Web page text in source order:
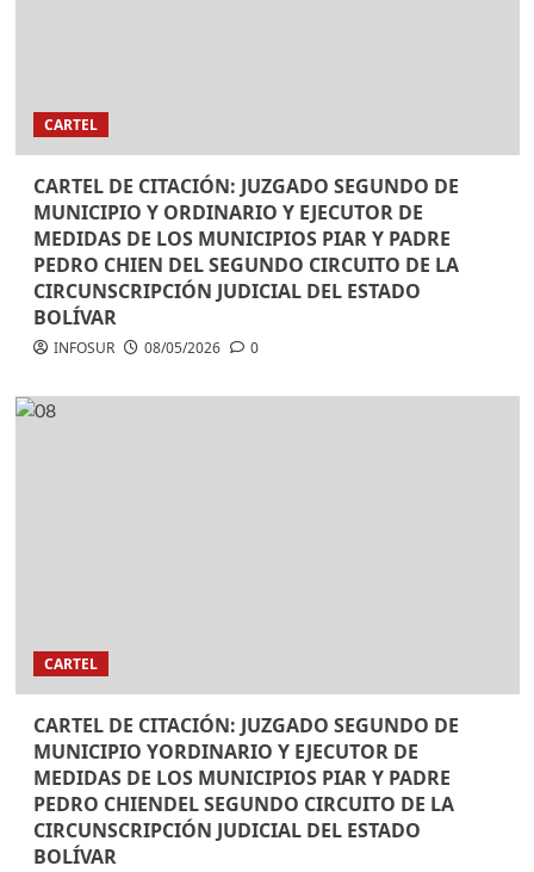
CARTEL
CARTEL DE CITACIÓN: JUZGADO SEGUNDO DE
MUNICIPIO Y ORDINARIO Y EJECUTOR DE
MEDIDAS DE LOS MUNICIPIOS PIAR Y PADRE
PEDRO CHIEN DEL SEGUNDO CIRCUITO DE LA
CIRCUNSCRIPCIÓN JUDICIAL DEL ESTADO
BOLÍVAR
INFOSUR 08/05/2026 0
CARTEL
CARTEL DE CITACIÓN: JUZGADO SEGUNDO DE
MUNICIPIO YORDINARIO Y EJECUTOR DE
MEDIDAS DE LOS MUNICIPIOS PIAR Y PADRE
PEDRO CHIENDEL SEGUNDO CIRCUITO DE LA
CIRCUNSCRIPCIÓN JUDICIAL DEL ESTADO
BOLÍVAR